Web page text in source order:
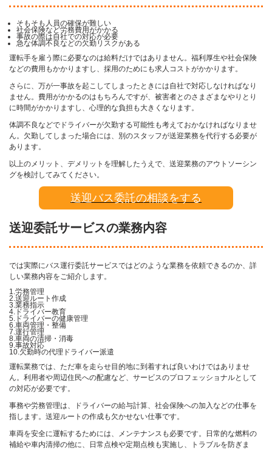
そもそも人員の確保が難しい
社会保険など労務費用がかかる
事故の際は自社での対応が必要
急な体調不良などの欠勤リスクがある
運転手を雇う際に必要なのは給料だけではありません。福利厚生や社会保険
などの費用もかかりますし、採用のためにも求人コストがかかります。
さらに、万が一事故を起こしてしまったときには自社で対応しなければなり
ません。費用がかかるのはもちろんですが、被害者とのさまざまなやりとり
に時間がかかりますし、心理的な負担も大きくなります。
体調不良などでドライバーが欠勤する可能性も考えておかなければなりませ
ん。欠勤してしまった場合には、別のスタッフが送迎業務を代行する必要が
あります。
以上のメリット、デメリットを理解したうえで、送迎業務のアウトソーシン
グを検討してみてください。
送迎バス委託の相談をする
送迎委託サービスの業務内容
では実際にバス運行委託サービスではどのような業務を依頼できるのか、詳
しい業務内容をご紹介します。
1.労務管理
2.送迎ルート作成
3.業務指示
4.ドライバー教育
5.ドライバーの健康管理
6.車両管理・整備
7.運行管理
8.車両の清掃・消毒
9.事故対応
10.欠勤時の代理ドライバー派遣
運転業務では、ただ車を走らせ目的地に到着すれば良いわけではありませ
ん。利用者や周辺住民への配慮など、サービスのプロフェッショナルとして
の対応が必要です。
事務や労務管理は、ドライバーの給与計算、社会保険への加入などの仕事を
指します。送迎ルートの作成も欠かせない仕事です。
車両を安全に運転するためには、メンテナンスも必要です。日常的な燃料の
補給や車内清掃の他に、日常点検や定期点検も実施し、トラブルを防ぎま